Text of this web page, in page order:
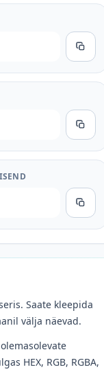
Saate kleepida
välja näevad.
HEX, RGB, RGBA,